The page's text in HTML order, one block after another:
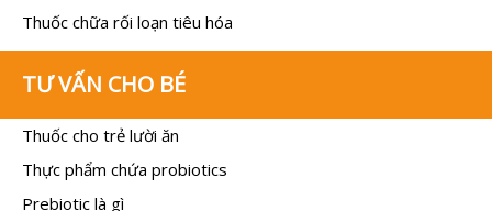
Thuốc chữa rối loạn tiêu hóa
TƯ VẤN CHO BÉ
Thuốc cho trẻ lười ăn
Thực phẩm chứa probiotics
Prebiotic là gì